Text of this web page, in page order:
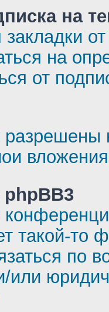
на
на
от
разрешены
такой-то
по
или